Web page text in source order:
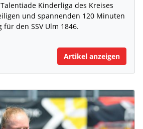
Kinderliga des Kreises
und spannenden 120 Minuten
den SSV Ulm 1846.
Artikel anzeigen